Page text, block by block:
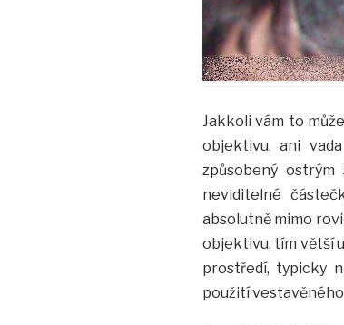
Jakkoli vám to
objektivu, ani
způsobený
neviditelné
absolutně mimo
objektivu, tím větší
prostředí, typicky
použití